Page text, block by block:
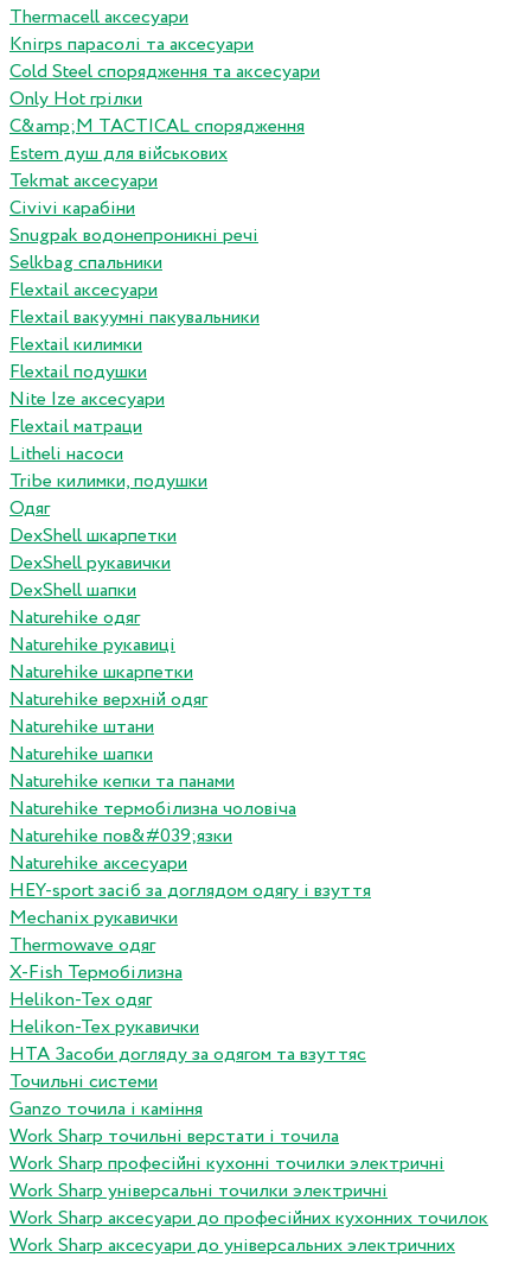
Thermacell аксесуари
Knirps парасолі та аксесуари
Cold Steel спорядження та аксесуари
Only Hot грілки
C&amp;M TACTICAL спорядження
Estem душ для військових
Tekmat аксесуари
Сivivi карабіни
Snugpak водонепроникні речі
Selkbag спальники
Flextail аксесуари
Flextail вакуумні пакувальники
Flextail килимки
Flextail подушки
Nite Ize аксесуари
Flextail матраци
Litheli насоси
Tribe килимки, подушки
Одяг
DexShell шкарпетки
DexShell рукавички
DexShell шапки
Naturehike одяг
Naturehike рукавиці
Naturehike шкарпетки
Naturehike верхній одяг
Naturehike штани
Naturehike шапки
Naturehike кепки та панами
Naturehike термобілизна чоловіча
Naturehike пов&#039;язки
Naturehike аксесуари
HEY-sport засіб за доглядом одягу і взуття
Mechanix рукавички
Thermowave одяг
X-Fish Термобілизна
Helikon-Tex одяг
Helikon-Tex рукавички
HTA Засоби догляду за одягом та взуттяс
Точильні системи
Ganzo точила і каміння
Work Sharp точильні верстати і точила
Work Sharp професiйнi кухоннi точилки электричнi
Work Sharp унiверсальнi точилки электричнi
Work Sharp аксесуари до професiйних кухонних точилок
Work Sharp аксесуари до унiверсальних электричних